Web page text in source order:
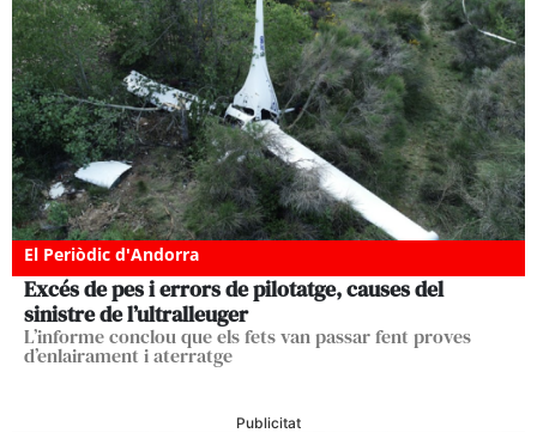
El Periòdic d'Andorra
Excés de pes i errors de pilotatge, causes del
sinistre de l’ultralleuger
L’informe conclou que els fets van passar fent proves
d’enlairament i aterratge
Publicitat